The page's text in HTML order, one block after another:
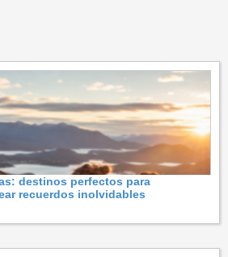
destinos perfectos para
recuerdos inolvidables